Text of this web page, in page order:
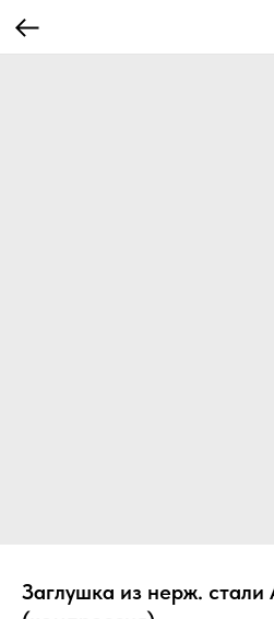
Заглушка из нерж.